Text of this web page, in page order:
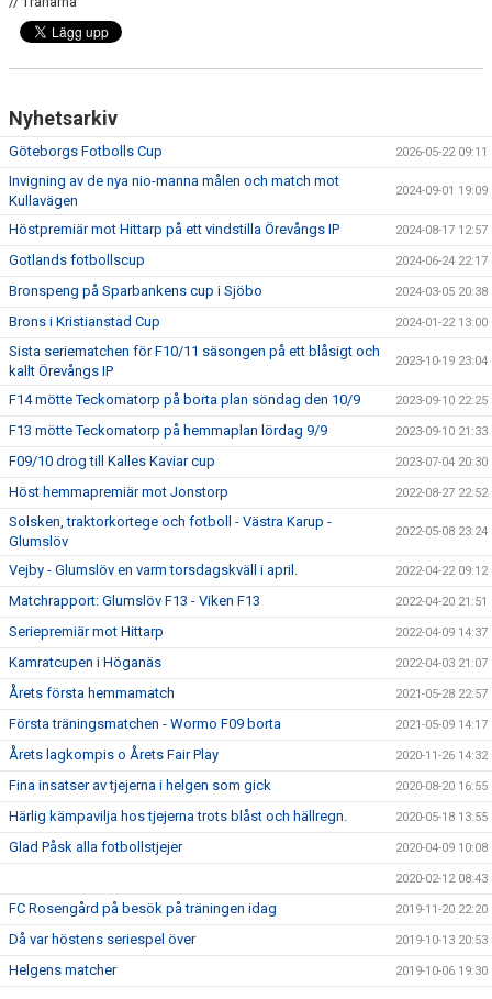
Nyhetsarkiv
Göteborgs Fotbolls Cup 2026-05-22 09:11
Invigning av de nya nio-manna målen och match mot
Kullavägen
2024-09-01 19:09
Höstpremiär mot Hittarp på ett vindstilla Örevångs IP 2024-08-17 12:57
Gotlands fotbollscup 2024-06-24 22:17
Bronspeng på Sparbankens cup i Sjöbo 2024-03-05 20:38
Brons i Kristianstad Cup 2024-01-22 13:00
Sista seriematchen för F10/11 säsongen på ett blåsigt och
kallt Örevångs IP
2023-10-19 23:04
F14 mötte Teckomatorp på borta plan söndag den 10/9 2023-09-10 22:25
F13 mötte Teckomatorp på hemmaplan lördag 9/9 2023-09-10 21:33
F09/10 drog till Kalles Kaviar cup 2023-07-04 20:30
Höst hemmapremiär mot Jonstorp 2022-08-27 22:52
Solsken, traktorkortege och fotboll - Västra Karup -
Glumslöv
2022-05-08 23:24
Vejby - Glumslöv en varm torsdagskväll i april. 2022-04-22 09:12
Matchrapport: Glumslöv F13 - Viken F13 2022-04-20 21:51
Seriepremiär mot Hittarp 2022-04-09 14:37
Kamratcupen i Höganäs 2022-04-03 21:07
Årets första hemmamatch 2021-05-28 22:57
Första träningsmatchen - Wormo F09 borta 2021-05-09 14:17
Årets lagkompis o Årets Fair Play 2020-11-26 14:32
Fina insatser av tjejerna i helgen som gick 2020-08-20 16:55
Härlig kämpavilja hos tjejerna trots blåst och hällregn. 2020-05-18 13:55
Glad Påsk alla fotbollstjejer 2020-04-09 10:08
2020-02-12 08:43
FC Rosengård på besök på träningen idag 2019-11-20 22:20
Då var höstens seriespel över 2019-10-13 20:53
Helgens matcher 2019-10-06 19:30